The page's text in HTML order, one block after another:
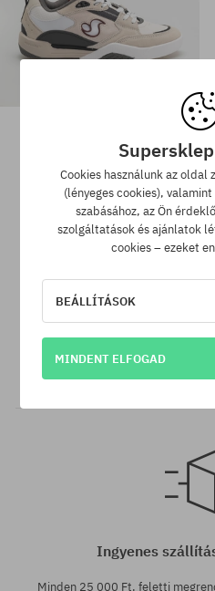
Elérhető méretek:
SuperClub
SuperClub
vásárlás után, amire nem jár
Ingyenes
Minden 25 000 Ft. feletti
Cookies használunk az oldal
(lényeges cookies),
szabásához, az Ön
szolgáltatások és ajánlatok
cookies – ezeket
BEÁLLÍTÁSOK
MINDENT ELFOGAD